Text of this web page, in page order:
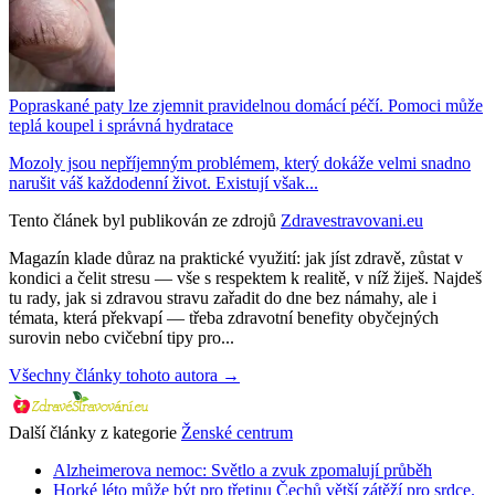
Popraskané paty lze zjemnit pravidelnou domácí péčí. Pomoci může
teplá koupel i správná hydratace
Mozoly jsou nepříjemným problémem, který dokáže velmi snadno
narušit váš každodenní život. Existují však...
Tento článek byl publikován ze zdrojů Zdravestravovani.eu
Magazín klade důraz na praktické využití: jak jíst zdravě, zůstat v
kondici a čelit stresu — vše s respektem k realitě, v níž žiješ. Najdeš
tu rady, jak si zdravou stravu zařadit do dne bez námahy, ale i
témata, která překvapí — třeba zdravotní benefity obyčejných
surovin nebo cvičební tipy pro...
Všechny články tohoto autora →
Další články z kategorie Ženské centrum
Alzheimerova nemoc: Světlo a zvuk zpomalují průběh
Horké léto může být pro třetinu Čechů větší zátěží pro srdce.